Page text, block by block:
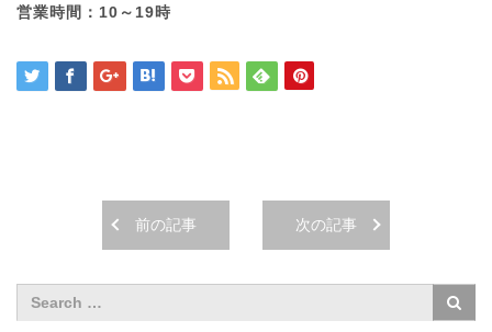
営業時間：10～19時
前の記事 次の記事